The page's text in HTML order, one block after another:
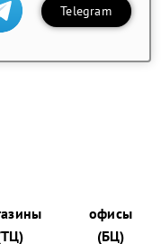
Telegram
офисы
(БЦ)